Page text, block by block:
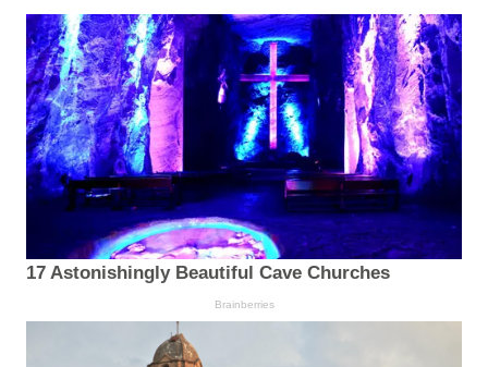
17 Astonishingly Beautiful Cave Churches
Brainberries